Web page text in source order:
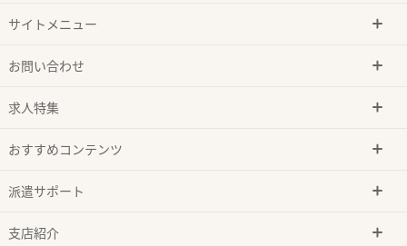
サイトメニュー
お問い合わせ
求人特集
おすすめコンテンツ
派遣サポート
支店紹介